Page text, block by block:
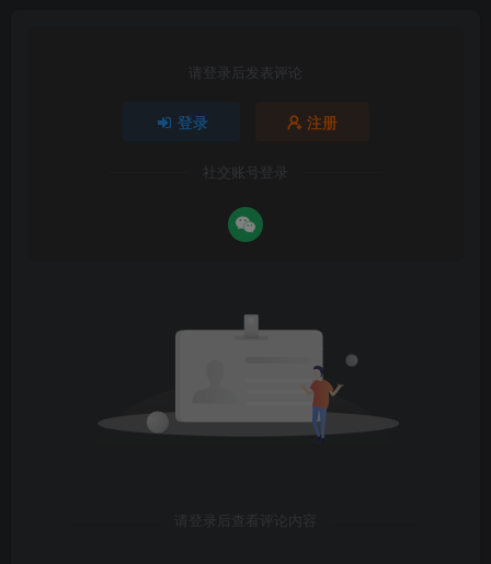
请登录后发表评论
登录 注册
社交账号登录
请登录后查看评论内容